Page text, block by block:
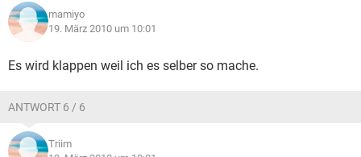
mamiyo
19. März 2010 um 10:01
Es wird klappen weil ich es selber so mache.
ANTWORT 6 / 6
Triim